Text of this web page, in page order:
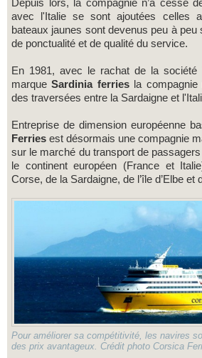
Depuis lors, la compagnie n’a cessé
avec l'Italie se sont ajoutées celles
bateaux jaunes sont devenus peu à
de ponctualité et de qualité du service.
En 1981, avec le rachat de la
marque Sardinia ferriesla compagnie
des traversées entre la Sardaigne et
Entreprise de dimension européenne
Ferries est désormais une compagnie
sur le marché du transport de
le continent européen (France et
Corse, de la Sardaigne, de l’île d’Elbe et
Pour améliorer sa compétitivité, les navires
des prix avantageux. Crédit photo Corsica